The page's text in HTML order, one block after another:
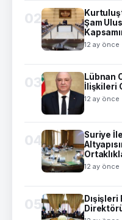
02
Şam
12 ay önce
03
Lübnan
İlişkileri
12 ay önce
04
Suriye
12 ay önce
05
Dışişleri